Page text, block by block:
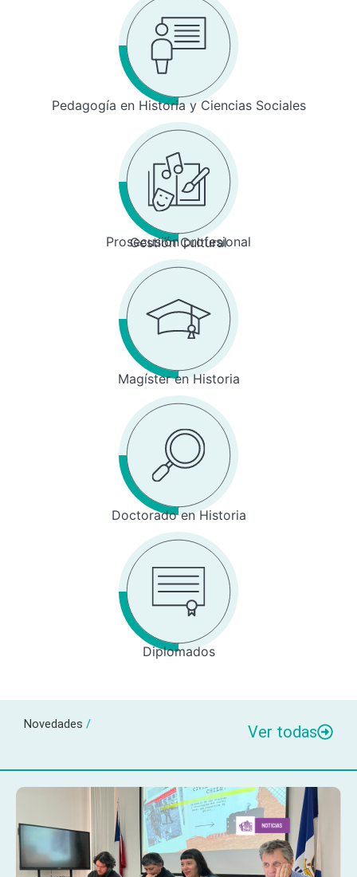
Pedagogía en Historia y Ciencias Sociales
Prosecusión profesional
Gestión Cultural
Magíster en Historia
Doctorado en Historia
Diplomados
Novedades / Ver todas